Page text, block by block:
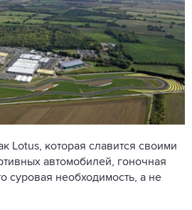
Lotus, которая славится своими
автомобилей, гоночная
суровая необходимость, а не